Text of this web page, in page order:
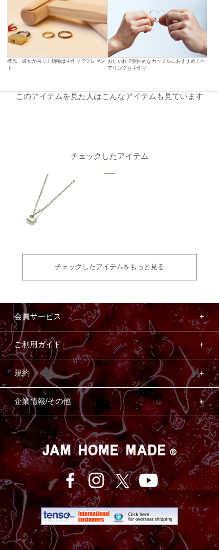
彼氏・彼女が喜ぶ！指輪は手作りでプレゼン
ト
おしゃれで個性的なカップルにおすすめ！ペ
アリングを手作り
このアイテムを見た人はこんなアイテムも見ています
チェックしたアイテム
チェックしたアイテムをもっと見る
会員サービス
ご利用ガイド
規約
企業情報/その他